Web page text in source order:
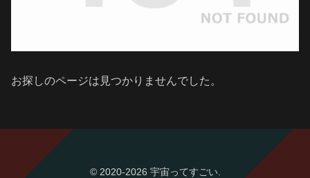
お探しのページは見つかりませんでした。
© 2020-2026 宇宙ってすごい.